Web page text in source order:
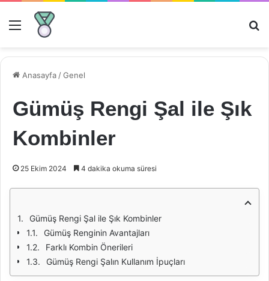
Menü
Anasayfa /Genel
Gümüş Rengi Şal ile Şık
Kombinler
25 Ekim 2024 4 dakika okuma süresi
Gümüş Rengi Şal ile Şık Kombinler
Gümüş Renginin Avantajları
Farklı Kombin Önerileri
Gümüş Rengi Şalın Kullanım İpuçları